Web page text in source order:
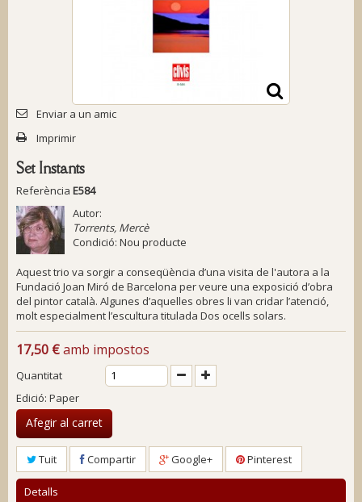
Enviar a un amic
Imprimir
Set Instants
Referència E584
Autor:
Torrents, Mercè
Condició: Nou producte
Aquest trio va sorgir a conseqüència d’una visita de l'autora a la
Fundació Joan Miró de Barcelona per veure una exposició d’obra
del pintor català. Algunes d’aquelles obres li van cridar l’atenció,
molt especialment l’escultura titulada Dos ocells solars.
17,50 €amb impostos
Quantitat
Edició: Paper
Afegir al carret
Tuit Compartir Google+ Pinterest
Detalls